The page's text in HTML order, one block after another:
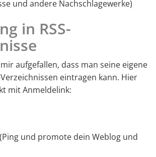
und andere Nachschlagewerke)
in RSS-
aufgefallen, dass man seine eigene
Verzeichnissen eintragen kann. Hier
mit Anmeldelink:
(Ping und promote dein Weblog und